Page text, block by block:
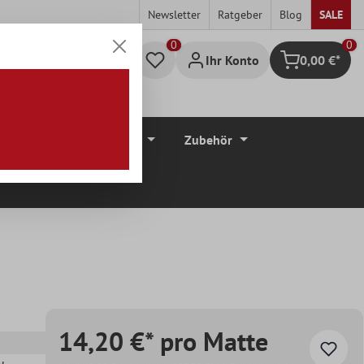
Newsletter Ratgeber Blog SALE
Ihr Konto Warenkorb
0
0,00 €*
Zubehör
14,20 €* pro Matte